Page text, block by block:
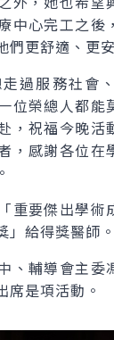
中心完工之後
們更舒適、更
過服務社會
位榮總人都能
，祝福今晚活
，感謝各位在
重要傑出學術
」給得獎醫師。
、輔導會主委
席是項活動。